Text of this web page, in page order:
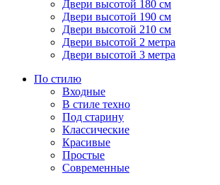
Двери высотой 180 см
Двери высотой 190 см
Двери высотой 210 см
Двери высотой 2 метра
Двери высотой 3 метра
По стилю
Входные
В стиле техно
Под старину
Классические
Красивые
Простые
Современные